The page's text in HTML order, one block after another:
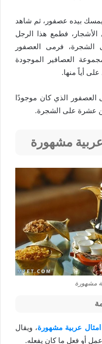
يمسك بيده عصفور، ثم شاهد
فطمع هذا الرجل
الشجرة، فرمى العصفور
العصافير الموجودة
أياً منها.
العصفور الذي كان موجودًا
عشرة على الشجرة.
مشهورة
مشهورة
عربية مشهورة، ويقال
أو فعل ما كان يفعله.